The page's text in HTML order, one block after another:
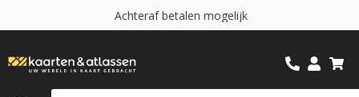
Achteraf betalen mogelijk